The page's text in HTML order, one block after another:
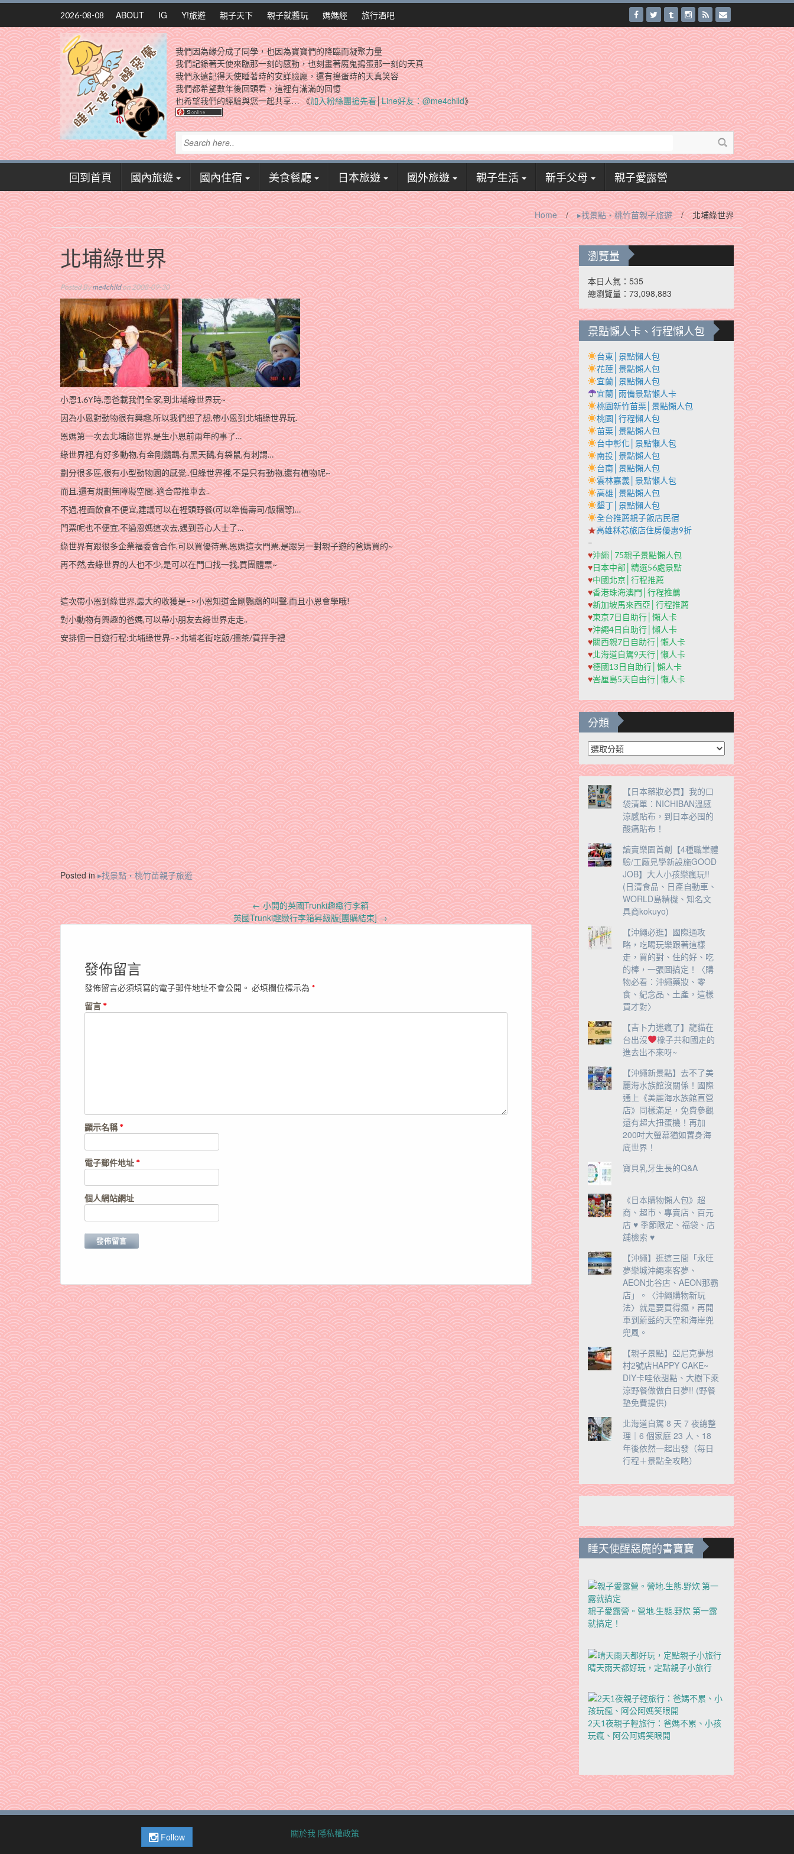
Skip
content
2026-08-08 ABOUT IG Y!旅遊 親子天下 親子就醬玩 媽媽經 旅行酒吧
我們因為緣分成了同學，也因為寶寶們的降臨而凝聚力量
我們記錄著天使來臨那一刻的感動，也刻畫著魔鬼搗蛋那一刻的天真
我們永遠記得天使睡著時的安詳臉龐，還有搗蛋時的天真笑容
我們都希望數年後回頭看，這裡有滿滿的回憶
也希望我們的經驗與您一起共享… 《加入粉絲團搶先看│Line好友：@me4child》
回到首頁 國內旅遊 國內住宿 美食餐廳 日本旅遊 國外旅遊 親子生活 新手父母 親子愛露營
Home / ▸找景點‧桃竹苗親子旅遊 / 北埔綠世界
北埔綠世界
Posted Byme4childon 2008-09-30
小恩1.6Y時,恩爸載我們全家,到北埔綠世界玩~
因為小恩對動物很有興趣,所以我們想了想,帶小恩到北埔綠世界玩.
恩媽第一次去北埔綠世界,是生小恩前兩年的事了…
綠世界裡,有好多動物,有金剛鸚鵡,有黑天鵝,有袋鼠,有刺謂…
劃分很多區,很有小型動物園的感覺..但綠世界裡,不是只有動物,還有植物呢~
而且,還有規劃無障礙空間..適合帶推車去..
不過,裡面飲食不便宜,建議可以在裡頭野餐(可以準備壽司/飯糰等)…
門票呢也不便宜,不過恩媽這次去,遇到善心人士了…
綠世界有跟很多企業福委會合作,可以買優待票,恩媽這次門票,是跟另一對親子遊的爸媽買的~
再不然,去綠世界的人也不少,是可以在門口找一找,買團體票~
這次帶小恩到綠世界,最大的收獲是–>小恩知道金剛鸚鵡的叫聲,而且小恩會學哦!
對小動物有興趣的爸媽,可以帶小朋友去綠世界走走..
安排個一日遊行程:北埔綠世界–>北埔老街吃飯/擂茶/買拌手禮
Posted in▸找景點‧桃竹苗親子旅遊
Post
navigation
←小開的英國Trunki趣緻行李箱
英國Trunki趣緻行李箱昇級版[團購結束]→
發佈留言
發佈留言必須填寫的電子郵件地址不會公開。 必填欄位標示為 *
留言 *
顯示名稱*
電子郵件地址 *
個人網站網址
瀏覽量
本日人氣：535
總瀏覽量：73,098,883
景點懶人卡、行程懶人包
台東│景點懶人包
花蓮│景點懶人包
宜蘭│景點懶人包
宜蘭│雨備景點懶人卡
桃園新竹苗栗│景點懶人包
桃園│行程懶人包
苗栗│景點懶人包
台中彰化│景點懶人包
南投│景點懶人包
台南│景點懶人包
雲林嘉義│景點懶人包
高雄│景點懶人包
墾丁│景點懶人包
全台推薦親子飯店民宿
★高雄秝芯旅店住房優惠9折
–
♥沖繩│75親子景點懶人包
♥日本中部│精選56處景點
♥中國北京│行程推薦
♥香港珠海澳門│行程推薦
♥新加坡馬來西亞│行程推薦
♥東京7日自助行│懶人卡
♥沖繩4日自助行│懶人卡
♥關西親7日自助行│懶人卡
♥北海道自駕9天行│懶人卡
♥德國13日自助行│懶人卡
♥峇厘島5天自由行│懶人卡
分類
分
類
【日本藥妝必買】我的口
袋清單：NICHIBAN溫感
涼感貼布，到日本必囤的
酸痛貼布！
讀賣樂園首創【4種職業體
驗/工廠見學新設施GOOD
JOB】大人小孩樂瘋玩!!
(日清食品、日產自動車、
WORLD島精機、知名文
具商kokuyo)
【沖繩必逛】國際通攻
略，吃喝玩樂跟著這樣
走，買的對、住的好、吃
的棒，一張圖搞定！〈購
物必看：沖繩藥妝、零
食、紀念品、土產，這樣
買才對〉
【吉卜力迷瘋了】龍貓在
台出沒
橡子共和國走的
進去出不來呀~
【沖繩新景點】去不了美
麗海水族館沒關係！國際
通上《美麗海水族館直營
店》同樣滿足，免費參觀
還有超大扭蛋機！再加
200吋大螢幕猶如置身海
底世界！
寶貝乳牙生長的Q&A
《日本購物懶人包》超
商、超市、專賣店、百元
店 ♥ 季節限定、福袋、店
舖檢索 ♥
【沖繩】逛這三間「永旺
夢樂城沖繩來客夢、
AEON北谷店、AEON那霸
店」。〈沖繩購物新玩
法〉就是要買得瘋，再開
車到蔚藍的天空和海岸兜
兜風。
【親子景點】亞尼克夢想
村2號店HAPPY CAKE~
DIY卡哇依甜點、大樹下乘
涼野餐做做白日夢!! (野餐
墊免費提供)
北海道自駕 8 天 7 夜總整
理｜6 個家庭 23 人、18
年後依然一起出發（每日
行程＋景點全攻略）
睡天使醒惡魔的書寶寶
親子愛露營。營地.生態.野炊 第一露
就搞定！
晴天雨天都好玩，定點親子小旅行
2天1夜親子輕旅行：爸媽不累、小孩
玩瘋、阿公阿媽笑眼開
Follow 關於我 隱私權政策